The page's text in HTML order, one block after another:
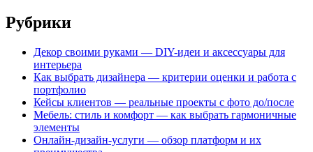
Рубрики
Декор своими руками — DIY-идеи и аксессуары для
интерьера
Как выбрать дизайнера — критерии оценки и работа с
портфолио
Кейсы клиентов — реальные проекты с фото до/после
Мебель: стиль и комфорт — как выбрать гармоничные
элементы
Онлайн-дизайн-услуги — обзор платформ и их